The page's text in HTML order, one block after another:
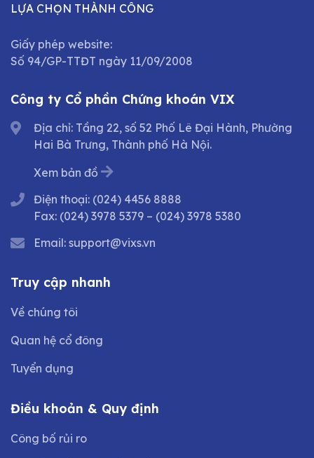
LỰA CHỌN THÀNH CÔNG
Giấy phép website:
Số 94/GP-TTĐT ngày 11/09/2008
Công ty Cổ phần Chứng khoán VIX
Địa chỉ: Tầng 22, số 52 Phố Lê Đại Hành, Phường
Hai Bà Trưng, Thành phố Hà Nội.
Xem bản đồ
Điện thoại: (024) 4456 8888
Fax: (024) 3978 5379 – (024) 3978 5380
Email: support@vixs.vn
Truy cập nhanh
Về chúng tôi
Quan hệ cổ đông
Tuyển dụng
Điều khoản & Quy định
Công bố rủi ro